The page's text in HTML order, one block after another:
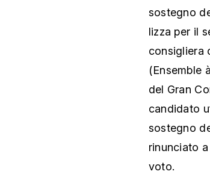
sostegno
lizza per il
consigliera
(Ensemble
del Gran
candidato
sostegno
rinunciato
voto.